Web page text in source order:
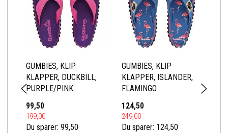
GUMBIES, KLIP
KLAPPER, DUCKBILL,
PURPLE/PINK
99,50
199,00
Du sparer: 99,50
GUMBIES, KLIP
KLAPPER, ISLANDER,
FLAMINGO
124,50
249,00
Du sparer: 124,50